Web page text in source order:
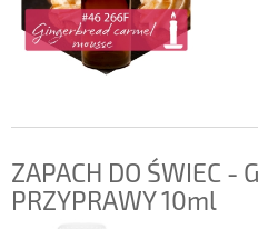
ZAPACH DO ŚWIEC -
PRZYPRAWY 10ml